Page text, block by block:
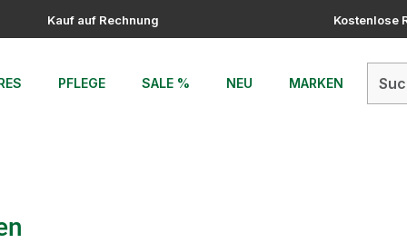
Kauf auf Rechnung Kostenlose
PFLEGE SALE % NEU MARKEN